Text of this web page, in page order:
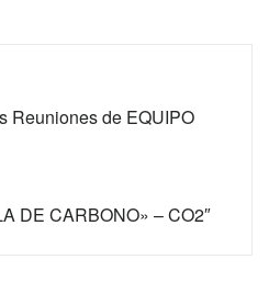
Reuniones de EQUIPO
DE CARBONO» – CO2″